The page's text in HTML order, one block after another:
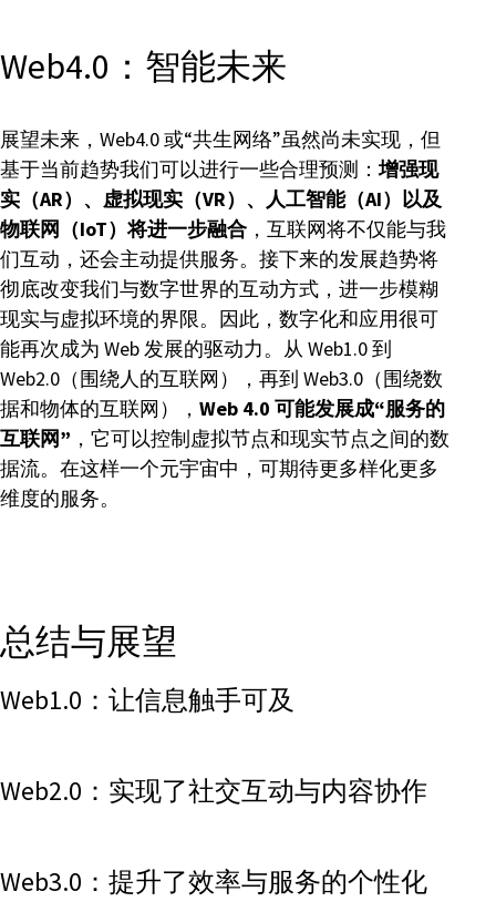
Web4.0：智能未来
展望未来，Web4.0 或“共生网络”虽然尚未实现，但
基于当前趋势我们可以进行一些合理预测：增强现
实（AR）、虚拟现实（VR）、人工智能（AI）以及
物联网（IoT）将进一步融合 ，互联网将不仅能与我
们互动，还会主动提供服务。接下来的发展趋势将
彻底改变我们与数字世界的互动方式，进一步模糊
现实与虚拟环境的界限。因此，数字化和应用很可
能再次成为 Web 发展的驱动力。从 Web1.0 到
Web2.0（围绕人的互联网），再到 Web3.0（围绕数
据和物体的互联网）， Web 4.0 可能发展成“服务的
互联网” ，它可以控制虚拟节点和现实节点之间的数
据流。在这样一个元宇宙中，可期待更多样化更多
维度的服务。
总结与展望
Web1.0：让信息触手可及
Web2.0：实现了社交互动与内容协作
Web3.0：提升了效率与服务的个性化